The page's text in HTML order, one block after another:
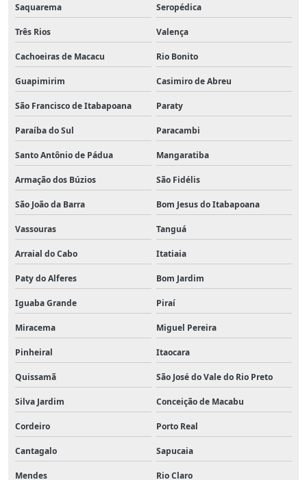
Saquarema Seropédica
Três Rios Valença
Cachoeiras de Macacu Rio Bonito
Guapimirim Casimiro de Abreu
São Francisco de Itabapoana Paraty
Paraíba do Sul Paracambi
Santo Antônio de Pádua Mangaratiba
Armação dos Búzios São Fidélis
São João da Barra Bom Jesus do Itabapoana
Vassouras Tanguá
Arraial do Cabo Itatiaia
Paty do Alferes Bom Jardim
Iguaba Grande Piraí
Miracema Miguel Pereira
Pinheiral Itaocara
Quissamã São José do Vale do Rio Preto
Silva Jardim Conceição de Macabu
Cordeiro Porto Real
Cantagalo Sapucaia
Mendes Rio Claro